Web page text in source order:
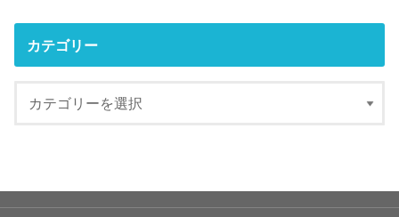
カテゴリー